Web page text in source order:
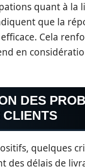
quant à la
que la
Cela
en
DES
CLIENTS
quelques
des délais de